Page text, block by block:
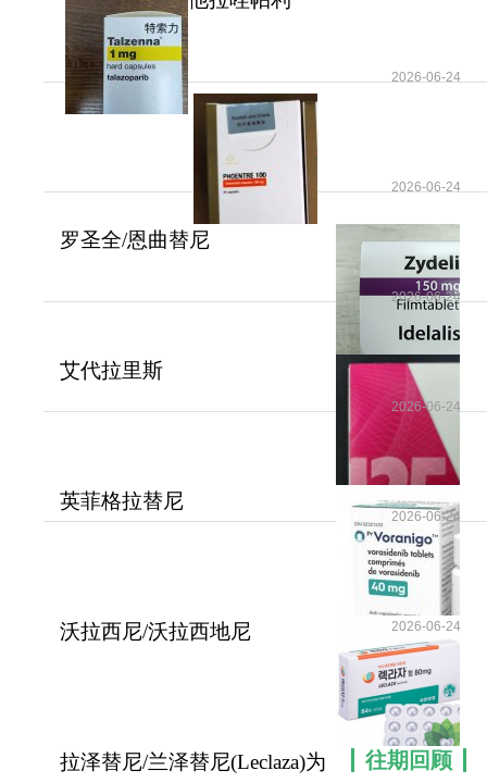
癌症本质是基因突变导致细胞分裂增殖失控的
基因病，细胞分裂时需完整复制DNA，而正常细胞
与癌细胞均有DNA损伤修复机制，主要包括依赖
BRCA基因（BRCA1或BRCA2）的同源重组修复，
以及依赖PARP的修复机制。对于BRCA基因突变携
带者，其肿瘤多因BRCA突变失活引发，此时使用
等PARP抑制剂阻断PARP修复途径，会使
癌细胞无法修复损伤的DNA，进而导致癌细胞死
亡，这也是PARP抑制剂的核心抗癌原理。因此如果
一个病人是BRCA基因突变的携带者，那么他（她）
的肿瘤很可能会因为BRCA突变失活而导致的，如果
使用药物再将PARP这条基因修复途径抑制住，这样
癌细胞就不能修复损伤的DNA，他们也就死掉了。
如有需要，请咨询康必行海外医疗医学顾问：4006-
130-650或扫码添加下方微信，我们将竭诚为您服
更多药品详情请访问 他拉唑帕利
一对一客服专业解答
"扫一扫添加官方微信 咨询解答更便捷"
2026-06-24
罗圣全/恩曲替尼
2026-06-24
艾代拉里斯
2026-06-24
英菲格拉替尼
(Truseltiq/Infigratinib)为FG
2026-06-24
沃拉西尼/沃拉西地尼
2026-06-24
拉泽替尼/兰泽替尼(Leclaza)为
2026-06-24
往期回顾